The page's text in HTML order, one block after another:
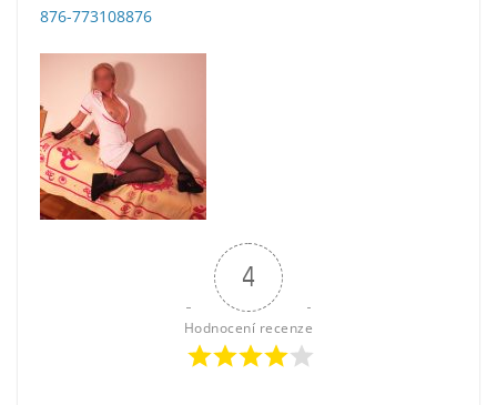
876-773108876
4
Hodnocení recenze